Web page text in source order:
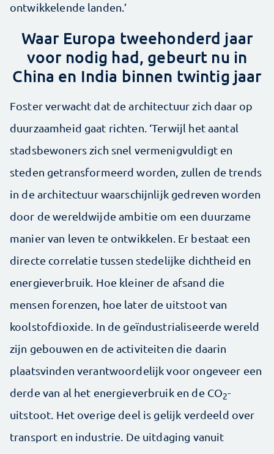
ontwikkelende landen.’
Waar Europa tweehonderd jaar
voor nodig had, gebeurt nu in
China en India binnen twintig jaar
Foster verwacht dat de architectuur zich daar op
duurzaamheid gaat richten. ‘Terwijl het aantal
stadsbewoners zich snel vermenigvuldigt en
steden getransformeerd worden, zullen de trends
in de architectuur waarschijnlijk gedreven worden
door de wereldwijde ambitie om een duurzame
manier van leven te ontwikkelen. Er bestaat een
directe correlatie tussen stedelijke dichtheid en
energieverbruik. Hoe kleiner de afsand die
mensen forenzen, hoe later de uitstoot van
koolstofdioxide. In de geïndustrialiseerde wereld
zijn gebouwen en de activiteiten die daarin
plaatsvinden verantwoordelijk voor ongeveer een
derde van al het energieverbruik en de CO2-
uitstoot. Het overige deel is gelijk verdeeld over
transport en industrie. De uitdaging vanuit